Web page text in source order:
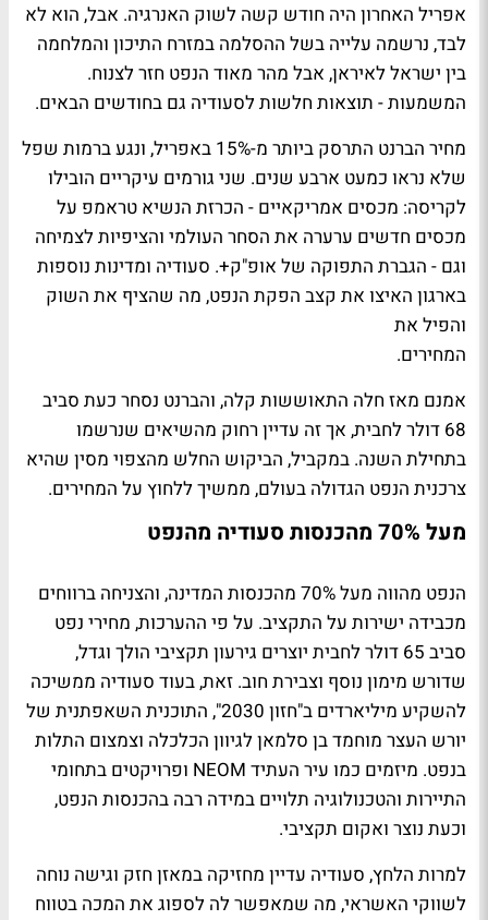
אפריל האחרון היה חודש קשה לשוק האנרגיה. אבל, הוא לא
לבד, נרשמה עלייה בשל ההסלמה במזרח התיכון והמלחמה
בין ישראל לאיראן, אבל מהר מאוד הנפט חזר לצנוח.
המשמעות - תוצאות חלשות לסעודיה גם בחודשים הבאים.
מחיר הברנט התרסק ביותר מ-15% באפריל, ונגע ברמות שפל
שלא נראו כמעט ארבע שנים. שני גורמים עיקריים הובילו
לקריסה: מכסים אמריקאיים - הכרזת הנשיא טראמפ על
מכסים חדשים ערערה את הסחר העולמי והציפיות לצמיחה
וגם - הגברת התפוקה של אופ"ק+. סעודיה ומדינות נוספות
בארגון האיצו את קצב הפקת הנפט, מה שהציף את השוק
והפיל את
המחירים.
אמנם מאז חלה התאוששות קלה, והברנט נסחר כעת סביב
68 דולר לחבית, אך זה עדיין רחוק מהשיאים שנרשמו
בתחילת השנה. במקביל, הביקוש החלש מהצפוי מסין שהיא
צרכנית הנפט הגדולה בעולם, ממשיך ללחוץ על המחירים.
מעל 70% מהכנסות סעודיה מהנפט
הנפט מהווה מעל 70% מהכנסות המדינה, והצניחה ברווחים
מכבידה ישירות על התקציב. על פי ההערכות, מחירי נפט
סביב 65 דולר לחבית יוצרים גירעון תקציבי הולך וגדל,
שדורש מימון נוסף וצבירת חוב. זאת, בעוד סעודיה ממשיכה
להשקיע מיליארדים ב"חזון 2030", התוכנית השאפתנית של
יורש העצר מוחמד בן סלמאן לגיוון הכלכלה וצמצום התלות
בנפט. מיזמים כמו עיר העתיד NEOM ופרויקטים בתחומי
התיירות והטכנולוגיה תלויים במידה רבה בהכנסות הנפט,
וכעת נוצר ואקום תקציבי.
למרות הלחץ, סעודיה עדיין מחזיקה במאזן חזק וגישה נוחה
לשווקי האשראי, מה שמאפשר לה לספוג את המכה בטווח